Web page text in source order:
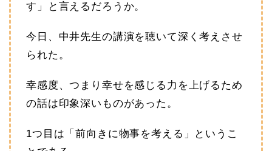
す」と言えるだろうか。
今日、中井先生の講演を聴いて深く考えさせ
られた。
幸感度、つまり幸せを感じる力を上げるため
の話は印象深いものがあった。
1つ目は「前向きに物事を考える」というこ